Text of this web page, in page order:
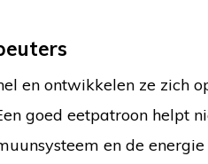
en ontwikkelen ze zich
goed eetpatroon helpt
en de